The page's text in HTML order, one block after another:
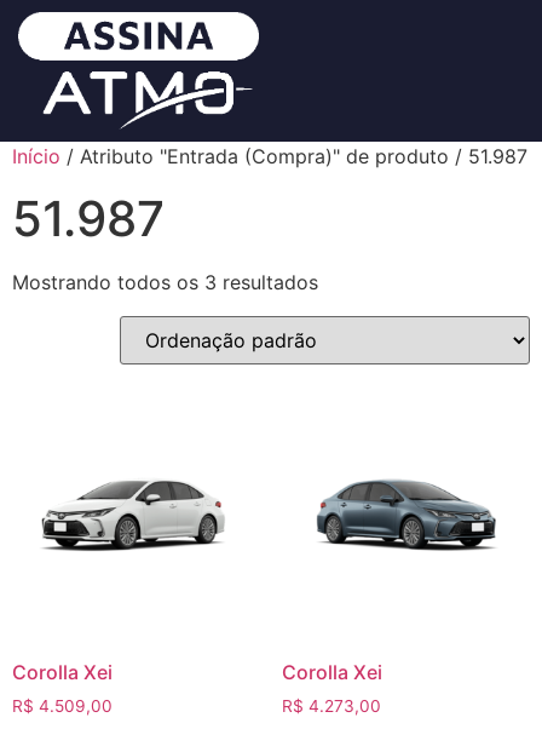
Início / Atributo "Entrada (Compra)" de produto / 51.987
51.987
Mostrando todos os 3 resultados
Corolla Xei
R$ 4.509,00
Corolla Xei
R$ 4.273,00